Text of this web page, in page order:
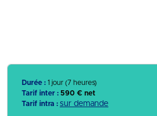
Durée : 1 jour (7 heures)
Tarif inter : 590 € net
Tarif intra : sur demande